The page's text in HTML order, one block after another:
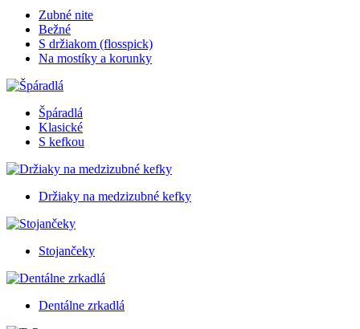
Zubné nite
Bežné
S držiakom (flosspick)
Na mostíky a korunky
Špáradlá
Klasické
S kefkou
Držiaky na medzizubné kefky
Stojančeky
Dentálne zrkadlá